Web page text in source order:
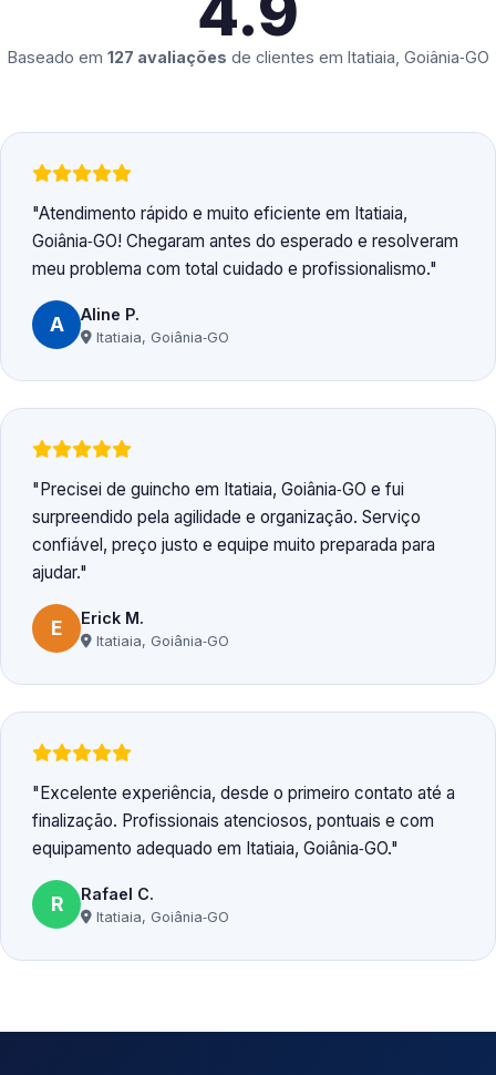
Baseado em 127 avaliações de clientes em Itatiaia, Goiânia‑GO
Atendimento rápido e muito eficiente em Itatiaia,
Goiânia‑GO! Chegaram antes do esperado e resolveram
meu problema com total cuidado e profissionalismo.
A Aline P.
Itatiaia, Goiânia‑GO
Precisei de guincho em Itatiaia, Goiânia‑GO e fui
surpreendido pela agilidade e organização. Serviço
confiável, preço justo e equipe muito preparada para
ajudar.
E Erick M.
Itatiaia, Goiânia‑GO
Excelente experiência, desde o primeiro contato até a
finalização. Profissionais atenciosos, pontuais e com
equipamento adequado em Itatiaia, Goiânia‑GO.
R Rafael C.
Itatiaia, Goiânia‑GO